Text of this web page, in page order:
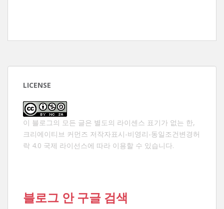
LICENSE
이 블로그의 모든 글은 별도의 라이센스 표기가 없는 한,
크리에이티브 커먼즈 저작자표시-비영리-동일조건변경허
락 4.0 국제 라이선스에 따라 이용할 수 있습니다.
블로그 안 구글 검색